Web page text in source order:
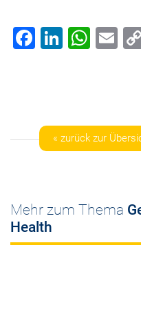
Facebook
LinkedIn
« zurück zur
Mehr zum Thema
Health